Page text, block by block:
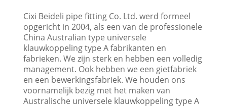
Cixi Beideli pipe fitting Co. Ltd. werd formeel
opgericht in 2004, als een van de professionele
China Australian type universele
klauwkoppeling type A fabrikanten en
fabrieken. We zijn sterk en hebben een volledig
management. Ook hebben we een gietfabriek
en een bewerkingsfabriek. We houden ons
voornamelijk bezig met het maken van
Australische universele klauwkoppeling type A